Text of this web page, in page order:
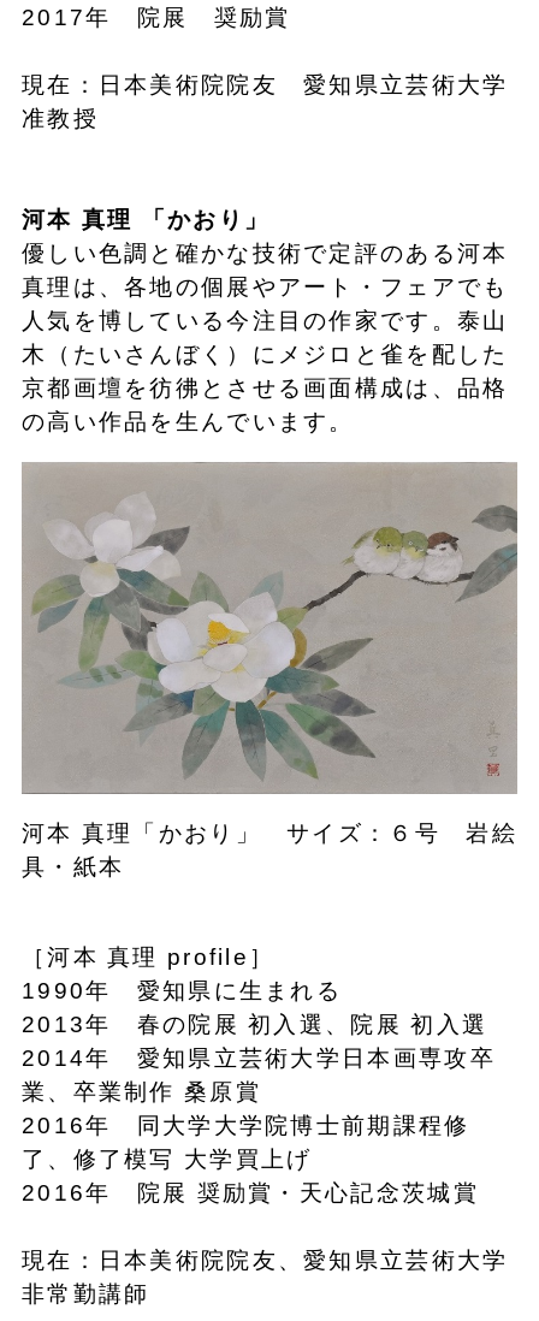
2017年 院展 奨励賞
現在：日本美術院院友 愛知県立芸術大学
准教授
河本 真理 「 かおり
」
優しい色調と確かな技術で定評のある河本
真理は、各地の個展やアート・フェアでも
人気を博している今注目の作家です。泰山
木（たいさんぼく）にメジロと雀を配した
京都画壇を彷彿とさせる画面構成は、品格
の高い作品を生んでいます。
河本 真理「かおり」 サイズ：６号 岩絵
具・紙本
［河本 真理 profile］
1990年 愛知県に生まれる
2013年 春の院展 初入選、院展 初入選
2014年 愛知県立芸術大学日本画専攻卒
業、卒業制作 桑原賞
2016年 同大学大学院博士前期課程修
了、修了模写 大学買上げ
2016年 院展 奨励賞・天心記念茨城賞
現在：日本美術院院友、愛知県立芸術大学
非常勤講師